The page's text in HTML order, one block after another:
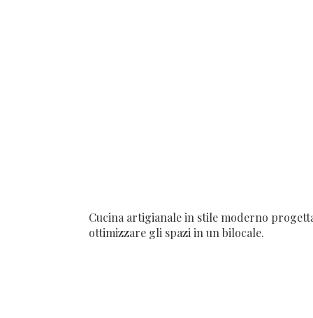
Cucina artigianale in stile moderno
ottimizzare gli spazi in un bilocale.